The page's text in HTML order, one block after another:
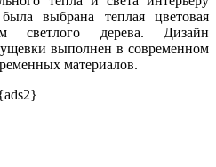
выбрана теплая цветовая
светлого дерева. Дизайн
выполнен в современном
материалов.